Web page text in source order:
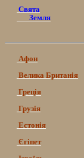
Свята
Земля
Афон
Велика Британія
Греція
Грузія
Естонія
Єгіпет